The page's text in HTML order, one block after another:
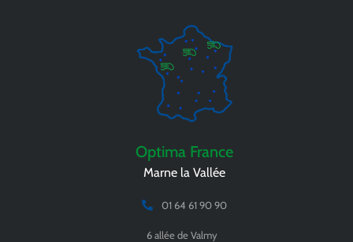
Optima France
Marne la Vallée
01 64 61 90 90
6 allée de Valmy